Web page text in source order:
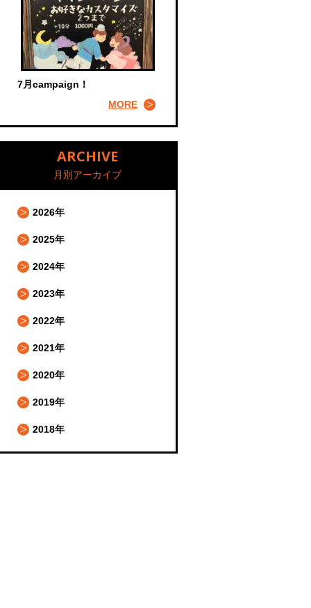
7月campaign！
MORE
ARCHIVE
月別アーカイブ
2026年
2025年
2024年
2023年
2022年
2021年
2020年
2019年
2018年